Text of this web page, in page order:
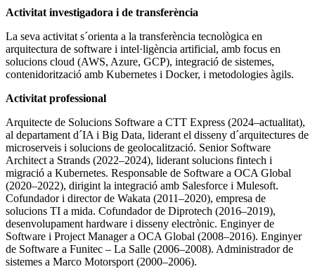
Activitat investigadora i de transferència
La seva activitat s´orienta a la transferència tecnològica en
arquitectura de software i intel·ligència artificial, amb focus en
solucions cloud (AWS, Azure, GCP), integració de sistemes,
contenidorització amb Kubernetes i Docker, i metodologies àgils.
Activitat professional
Arquitecte de Solucions Software a CTT Express (2024–actualitat),
al departament d´IA i Big Data, liderant el disseny d´arquitectures de
microserveis i solucions de geolocalització. Senior Software
Architect a Strands (2022–2024), liderant solucions fintech i
migració a Kubernetes. Responsable de Software a OCA Global
(2020–2022), dirigint la integració amb Salesforce i Mulesoft.
Cofundador i director de Wakata (2011–2020), empresa de
solucions TI a mida. Cofundador de Diprotech (2016–2019),
desenvolupament hardware i disseny electrònic. Enginyer de
Software i Project Manager a OCA Global (2008–2016). Enginyer
de Software a Funitec – La Salle (2006–2008). Administrador de
sistemes a Marco Motorsport (2000–2006).